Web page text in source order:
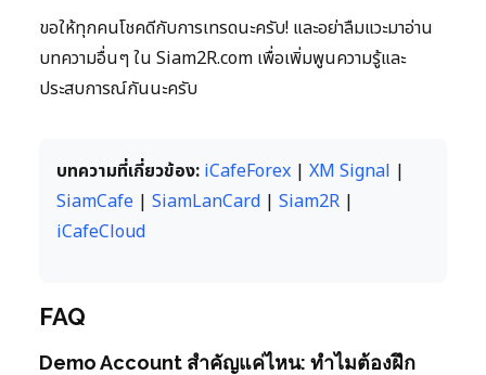
ขอให้ทุกคนโชคดีกับการเทรดนะครับ! และอย่าลืมแวะมาอ่าน
บทความอื่นๆ ใน Siam2R.com เพื่อเพิ่มพูนความรู้และ
ประสบการณ์กันนะครับ
บทความที่เกี่ยวข้อง: iCafeForex | XM Signal |
SiamCafe | SiamLanCard | Siam2R |
iCafeCloud
FAQ
Demo Account สำคัญแค่ไหน: ทำไมต้องฝึก